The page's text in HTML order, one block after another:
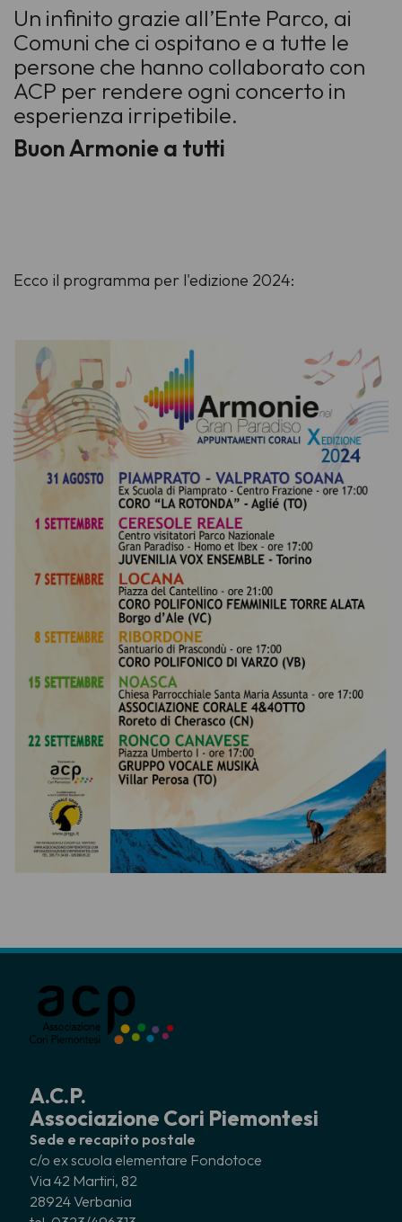
Un infinito grazie all’Ente Parco, ai
Comuni che ci ospitano e a tutte le
persone che hanno collaborato con
ACP per rendere ogni concerto in
esperienza irripetibile.
Buon Armonie a tutti
Ecco il programma per l'edizione 2024:
A.C.P.
Associazione Cori Piemontesi
Sede e recapito postale
c/o ex scuola elementare Fondotoce
Via 42 Martiri, 82
28924 Verbania